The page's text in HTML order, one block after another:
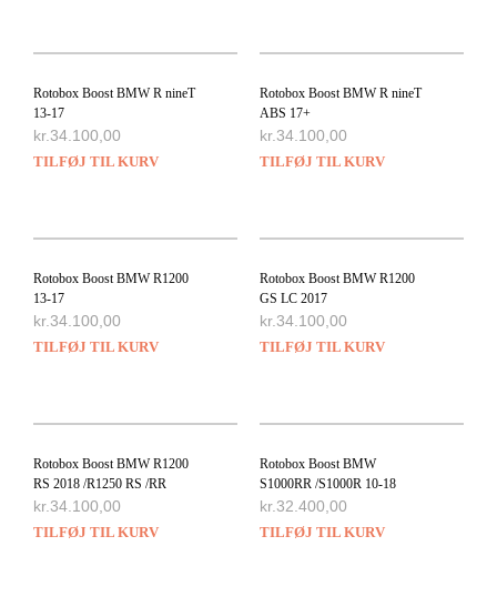
Rotobox Boost BMW R nineT
13-17
kr. 34.100,00
TILFØJ TIL KURV
Rotobox Boost BMW R nineT
ABS 17+
kr. 34.100,00
TILFØJ TIL KURV
Rotobox Boost BMW R1200
13-17
kr. 34.100,00
TILFØJ TIL KURV
Rotobox Boost BMW R1200
GS LC 2017
kr. 34.100,00
TILFØJ TIL KURV
Rotobox Boost BMW R1200
RS 2018 /R1250 RS /RR
kr. 34.100,00
TILFØJ TIL KURV
Rotobox Boost BMW
S1000RR /S1000R 10-18
kr. 32.400,00
TILFØJ TIL KURV